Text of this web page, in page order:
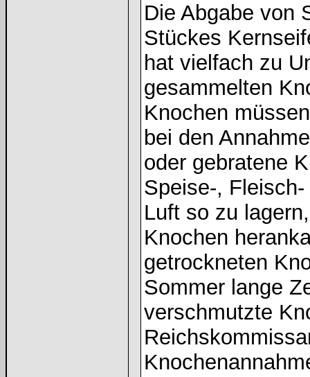
Die Abgabe von
Stückes
hat vielfach zu
gesammelten
Knochen
bei den
oder gebratene
Speise-,
Luft so zu
Knochen
getrockneten
Sommer lange
verschmutzte